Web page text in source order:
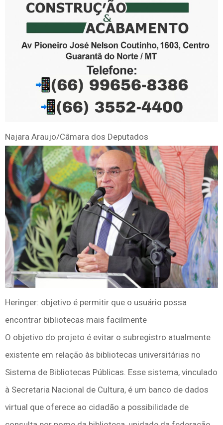
Najara Araujo/Câmara dos Deputados
Heringer: objetivo é permitir que o usuário possa
encontrar bibliotecas mais facilmente
O objetivo do projeto é evitar o subregistro atualmente
existente em relação às bibliotecas universitárias no
Sistema de Bibliotecas Públicas. Esse sistema, vinculado
à Secretaria Nacional de Cultura, é um banco de dados
virtual que oferece ao cidadão a possibilidade de